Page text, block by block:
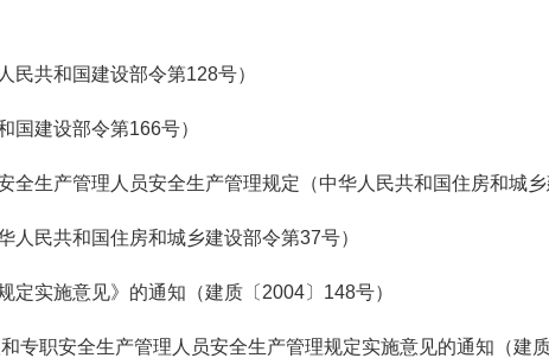
共和国建设部令第128号）
国建设部令第166号）
生产管理人员安全生产管理规定（中华人民共和国住房和城乡
民共和国住房和城乡建设部令第37号）
实施意见》的通知（建质〔2004〕148号）
专职安全生产管理人员安全生产管理规定实施意见的通知（建